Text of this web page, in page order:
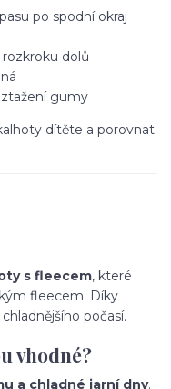
po spodní okraj
rozkroku dolů
gumy
dítěte a porovnat
s fleecem, které
fleecem. Díky
počasí.
vhodné?
a chladné jarní dny.